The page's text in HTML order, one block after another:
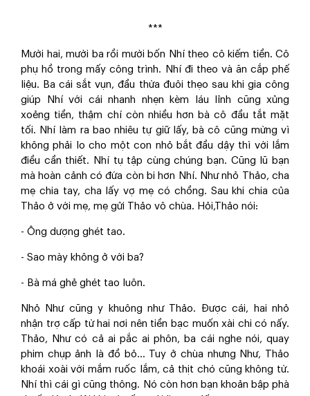
***
Mười hai, mười ba rồi mười bốn Nhí theo cô kiếm tiền. Cô
phụ hồ trong mấy công trình. Nhí đi theo và ăn cắp phế
liệu. Ba cái sắt vụn, đầu thừa đuôi thẹo sau khi gia công
giúp Nhí với cái nhanh nhẹn kèm láu lỉnh cũng xủng
xoẻng tiền, thậm chí còn nhiều hơn bà cô đầu tắt mặt
tối. Nhí làm ra bao nhiêu tự giữ lấy, bà cô cũng mừng vì
không phải lo cho một con nhỏ bắt đầu dậy thì với lắm
điều cần thiết. Nhí tụ tập cùng chúng bạn. Cũng lũ bạn
mà hoàn cảnh có đứa còn bi hơn Nhí. Như nhỏ Thảo, cha
mẹ chia tay, cha lấy vợ mẹ có chồng. Sau khi chia của
Thảo ở với mẹ, mẹ gửi Thảo vô chùa. Hỏi,Thảo nói:
- Ông dượng ghét tao.
- Sao mày không ở với ba?
- Bà má ghẻ ghét tao luôn.
Nhỏ Như cũng y khuông như Thảo. Được cái, hai nhỏ
nhận trợ cấp từ hai nơi nên tiền bạc muốn xài chi có nấy.
Thảo, Như có cả ai pắc ai phôn, ba cái nghe nói, quay
phim chụp ảnh là đồ bỏ… Tuy ở chùa nhưng Như, Thảo
khoái xoài với mắm ruốc lắm, cả thịt chó cũng không từ.
Nhí thì cái gì cũng thông. Nó còn hơn bạn khoản bập phà